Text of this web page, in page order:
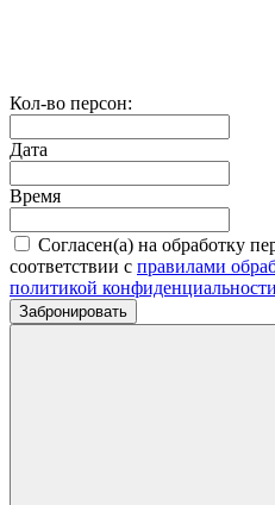
Кол-во персон:
Дата
Время
Согласен(а) на обработку
соответствии с правилами
политикой конфиденциальности
Забронировать